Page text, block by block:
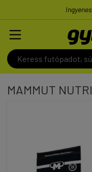
MAMMUT